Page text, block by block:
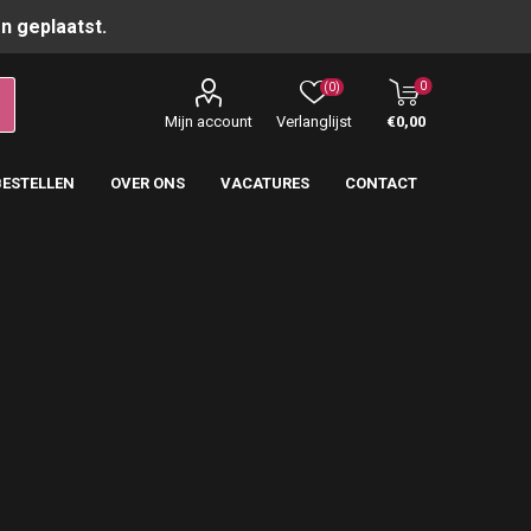
geplaatst.
Mijn account Verlanglijst
(0) 0
€0,00
OVER ONS VACATURES CONTACT